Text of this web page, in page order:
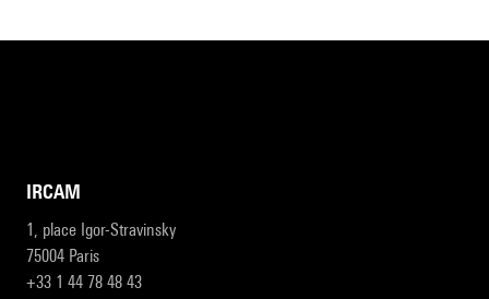
IRCAM
1, place Igor-Stravinsky
75004 Paris
+33 1 44 78 48 43